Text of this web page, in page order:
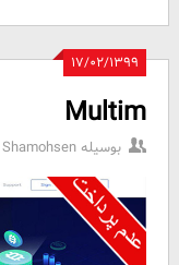
۱۷/۰۲/۱۳۹۹
Multim
بوسیلهShamohsen